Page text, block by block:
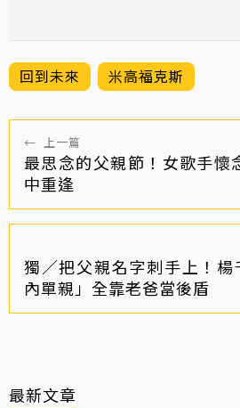
回到未來 米高福克斯
← 上一篇
最思念的父親節！女歌手懷
中重逢
獨／把父親名字刺手上！
內單親」全靠老爸當後盾
最新文章